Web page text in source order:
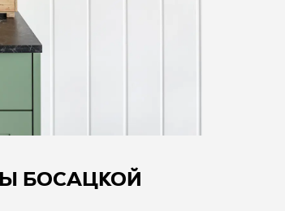
БОСАЦКОЙ